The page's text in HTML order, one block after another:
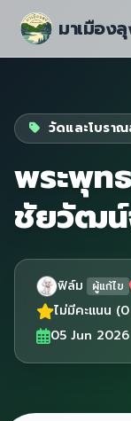
มาเมือง
วัดและโบรา
พระพุท
ชัยวัฒ
ฟิล์ม ผู้แก้ไข
ไม่มีคะแนน
05 Jun 2026